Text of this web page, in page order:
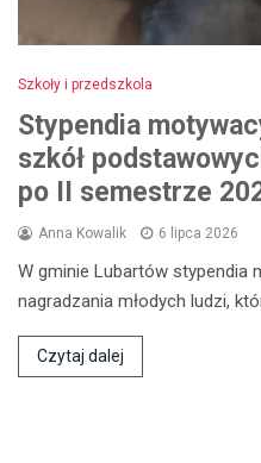
Szkoły i przedszkola
Stypendia
szkół
po II semestrze
Anna Kowalik 6 lipca 2026
W gminie Lubartów stypendia
nagradzania młodych ludzi,
Czytaj dalej